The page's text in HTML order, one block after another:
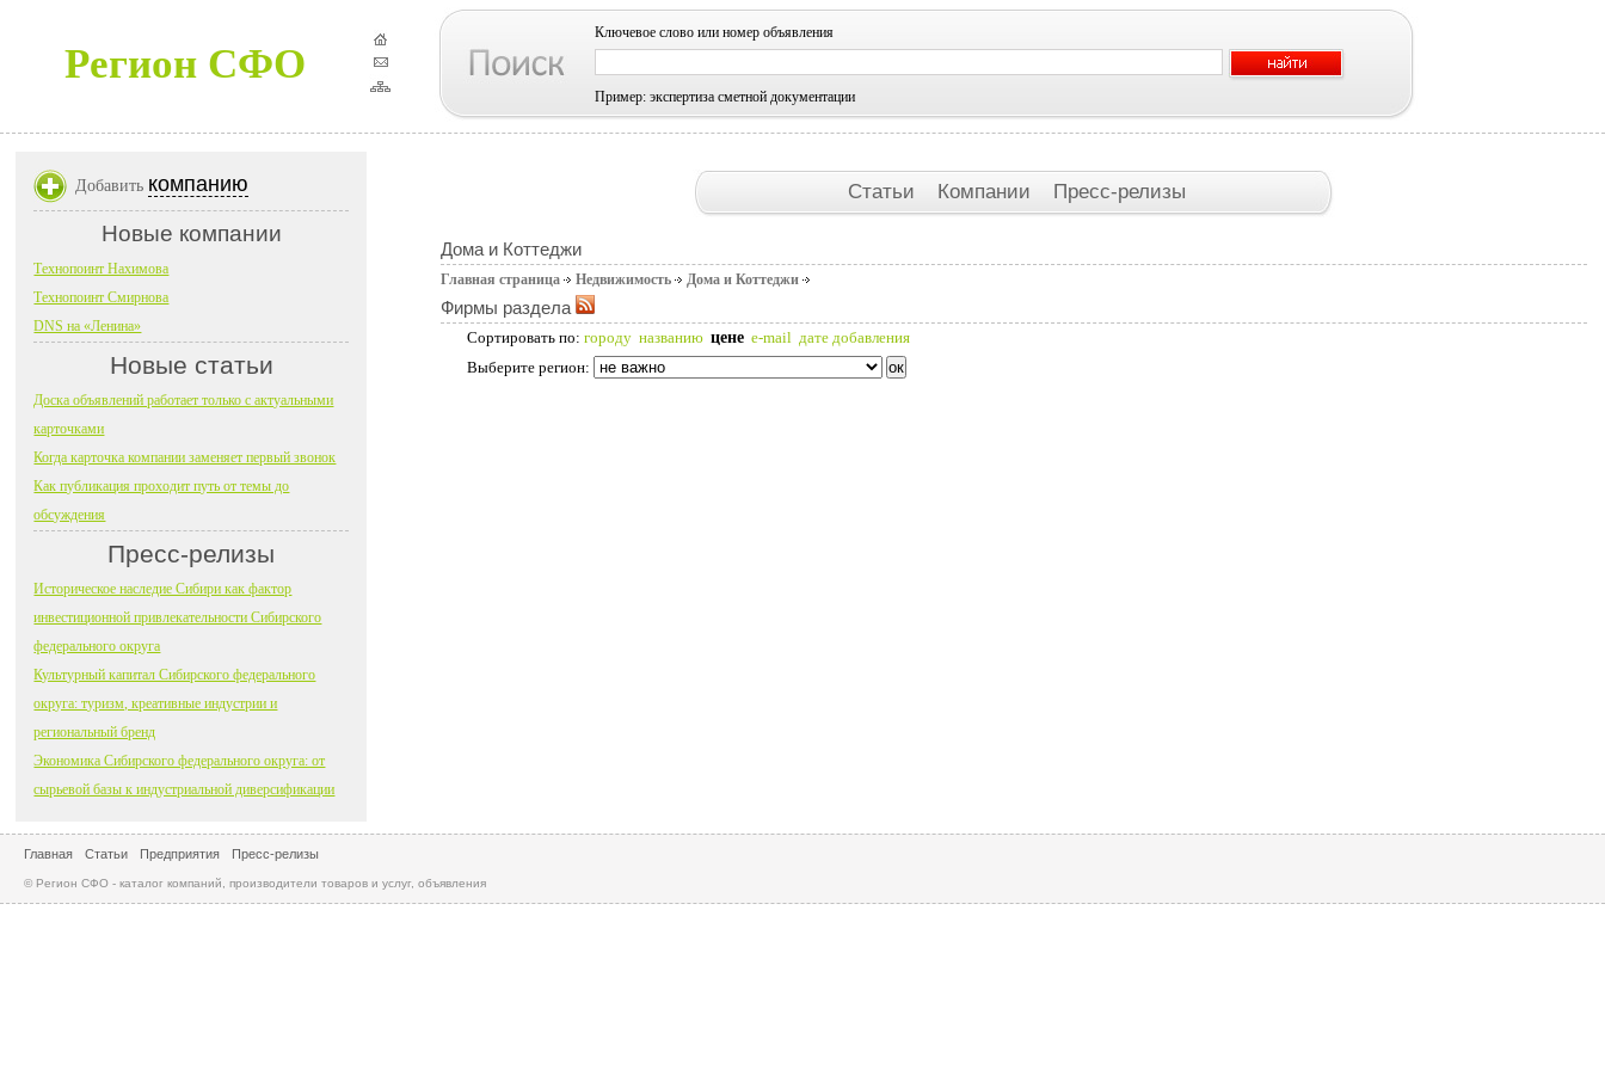
Регион СФО
Ключевое слово или номер объявления
Пример: экспертиза сметной документации
Статьи Компании Пресс-релизы
Дома и Коттеджи
Главная страница Недвижимость Дома и Коттеджи
Фирмы раздела
Сортировать по: городу названию цене e-mail дате добавления
Выберите регион:
Добавить компанию
Новые компании
Технопоинт Нахимова
Технопоинт Смирнова
DNS на «Ленина»
Новые статьи
Доска объявлений работает только с актуальными
карточками
Когда карточка компании заменяет первый звонок
Как публикация проходит путь от темы до
обсуждения
Пресс-релизы
Историческое наследие Сибири как фактор
инвестиционной привлекательности Сибирского
федерального округа
Культурный капитал Сибирского федерального
округа: туризм, креативные индустрии и
региональный бренд
Экономика Сибирского федерального округа: от
сырьевой базы к индустриальной диверсификации
Главная Статьи Предприятия Пресс-релизы
© Регион СФО - каталог компаний, производители товаров и услуг, объявления